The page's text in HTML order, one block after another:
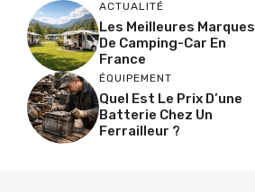
ACTUALITÉ
Les Meilleures Marques
De Camping-Car En
France
ÉQUIPEMENT
Quel Est Le Prix D’une
Batterie Chez Un
Ferrailleur ?